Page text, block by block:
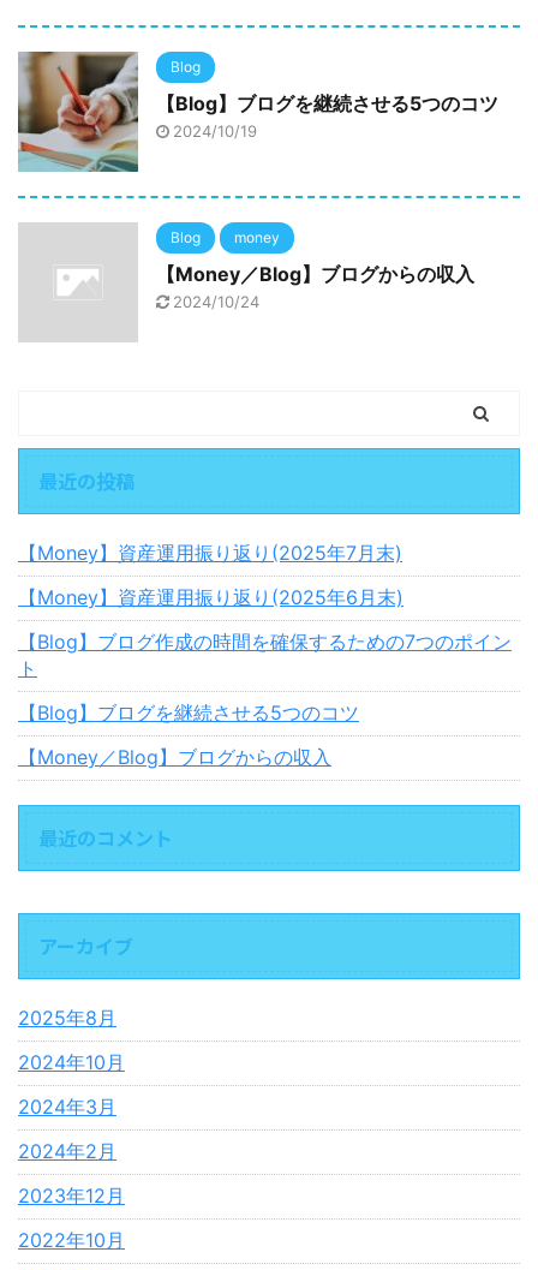
Blog
【Blog】ブログを継続させる5つのコツ
2024/10/19
Blog money
【Money／Blog】ブログからの収入
2024/10/24
最近の投稿
【Money】資産運用振り返り(2025年7月末)
【Money】資産運用振り返り(2025年6月末)
【Blog】ブログ作成の時間を確保するための7つのポイン
ト
【Blog】ブログを継続させる5つのコツ
【Money／Blog】ブログからの収入
最近のコメント
アーカイブ
2025年8月
2024年10月
2024年3月
2024年2月
2023年12月
2022年10月